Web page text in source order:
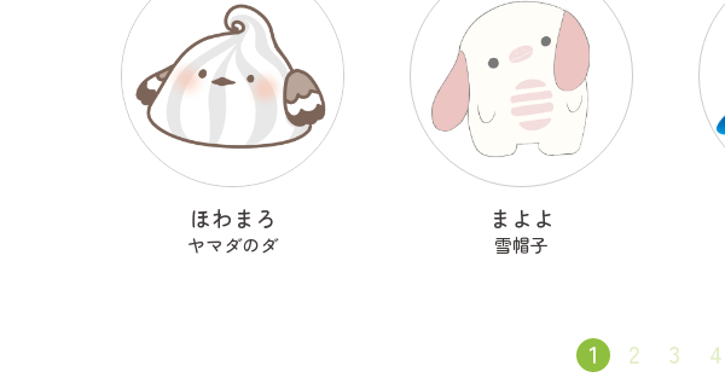
ほわまろ
ヤマダのダ
まよよ
雪帽子
1 2 3 4